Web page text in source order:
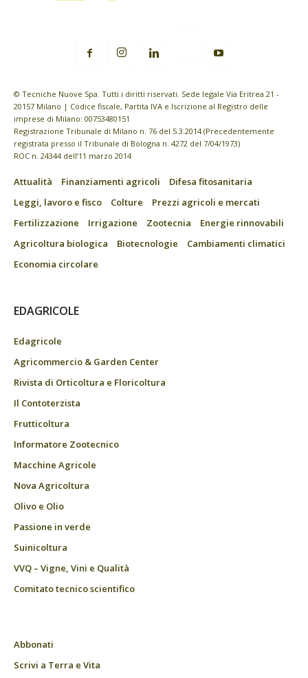
© Tecniche Nuove Spa. Tutti i diritti riservati. Sede legale Via Eritrea 21 -
20157 Milano | Codice fiscale, Partita IVA e Iscrizione al Registro delle
imprese di Milano: 00753480151
Registrazione Tribunale di Milano n. 76 del 5.3.2014 (Precedentemente
registrata presso il Tribunale di Bologna n. 4272 del 7/04/1973)
ROC n. 24344 dell’11 marzo 2014
Attualità Finanziamenti agricoli
Difesa fitosanitaria
Leggi, lavoro e fisco
Colture
Prezzi agricoli e mercati
Fertilizzazione
Irrigazione Zootecnia
Energie rinnovabili
Agricoltura biologica
Biotecnologie
Cambiamenti climatici
Economia circolare
EDAGRICOLE
Edagricole
Agricommercio & Garden Center
Rivista di Orticoltura e Floricoltura
Il Contoterzista
Frutticoltura
Informatore Zootecnico
Macchine Agricole
Nova Agricoltura
Olivo e Olio
Passione in verde
Suinicoltura
VVQ – Vigne, Vini e Qualità
Comitato tecnico scientifico
Abbonati
Scrivi a Terra e Vita